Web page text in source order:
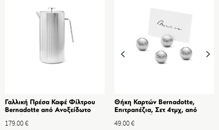
Γαλλική Πρέσα Καφέ Φίλτρου
Bernadotte από Ανοξείδωτο
179.00€
Θήκη Καρτών Bernadotte,
Επιτραπέζια, Σετ 4τμχ, από
Επίστρωση Χρωμίου
49.00€